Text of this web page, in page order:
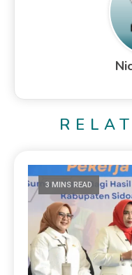
3 MINS READ